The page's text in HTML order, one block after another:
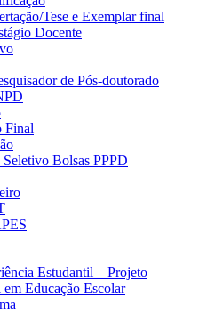
Tese e Exemplar final
Docente
de Pós-doutorado
Final
Seletivo Bolsas PPPD
Estudantil – Projeto
Educação Escolar